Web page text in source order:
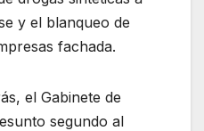
y el blanqueo de
fachada.
el Gabinete de
segundo al